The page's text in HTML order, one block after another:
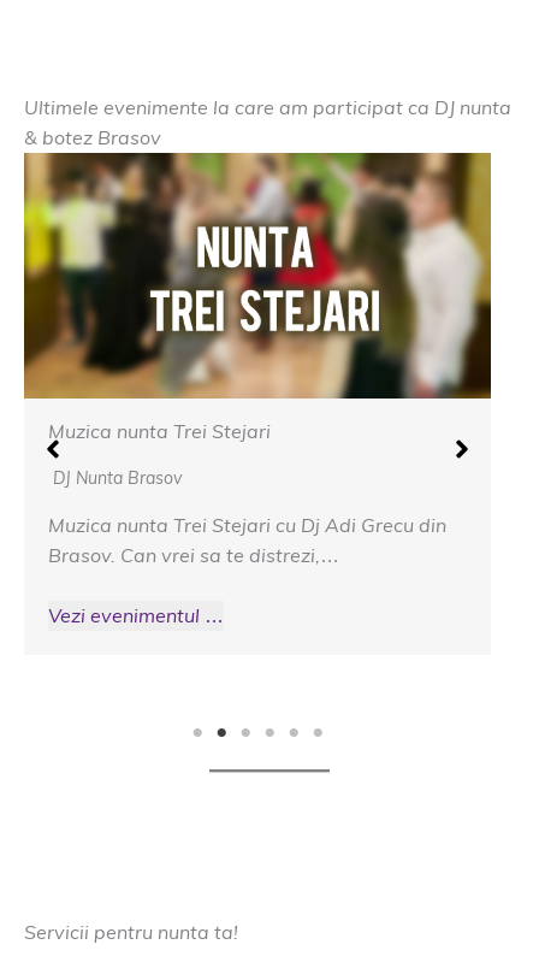
Ultimele evenimente la care am participat ca DJ nunta
& botez Brasov
din
Muzica nunta Cetatea Carului
DJ Nunta Brasov
Muzica nunta Cetatea Carului – Fie ca
de muzica veche sau nou, cand invitatii…
Vezi evenimentul …
Servicii pentru nunta ta!